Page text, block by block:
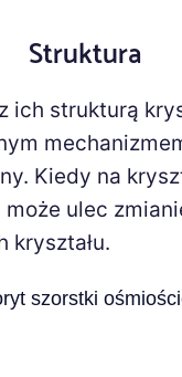
Struktura
ich strukturą
Kiedy na
ulec
kryształu.